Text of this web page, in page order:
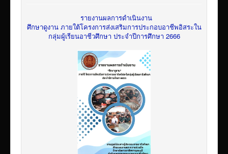
รายงานผลการดำเนินงาน
ศึกษาดูงาน ภายใต้โครงการส่งเสริมการประกอบอาชีพอิสระใน
กลุ่มผู้เรียนอาชีวศึกษา ประจำปีการศึกษา 2666